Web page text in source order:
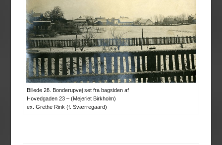
Billede 28. Bonderupvej set fra bagsiden af
Hovedgaden 23 – (Mejeriet Birkholm)
ex. Grethe Rink (f. Sværregaard)